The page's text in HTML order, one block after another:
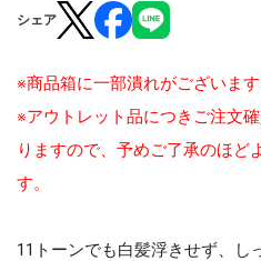
シェア
※商品箱に一部潰れがございます
※アウトレット品につきご注文
りますので、予めご了承のほど
す。
11トーンでも白髪浮きせず、し